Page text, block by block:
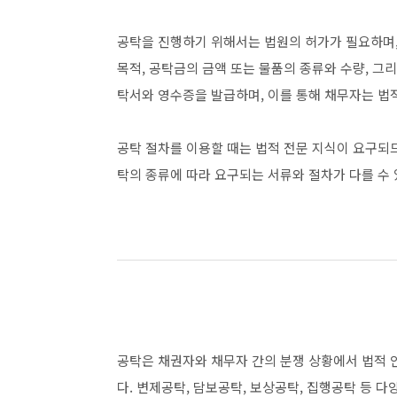
공탁을 진행하기 위해서는 법원의 허가가 필요하
목적, 공탁금의 금액 또는 물품의 종류와 수량, 그
탁서와 영수증을 발급하며, 이를 통해 채무자는
공탁 절차를 이용할 때는 법적 전문 지식이 요구
탁의 종류에 따라 요구되는 서류와 절차가 다를
공탁은 채권자와 채무자 간의 분쟁 상황에서 법적
다. 변제공탁, 담보공탁, 보상공탁, 집행공탁 등